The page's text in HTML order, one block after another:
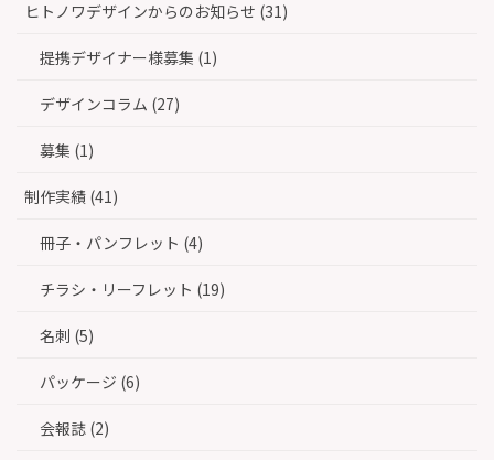
ヒトノワデザインからのお知らせ (31)
提携デザイナー様募集 (1)
デザインコラム (27)
募集 (1)
制作実績 (41)
冊子・パンフレット (4)
チラシ・リーフレット (19)
名刺 (5)
パッケージ (6)
会報誌 (2)